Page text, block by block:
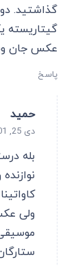
گذاشتید. دو
گیتاریسته
عکس جان
پاسخ
حمید
دی 25, 1401 2:09 ب.ظ
بله
ولی